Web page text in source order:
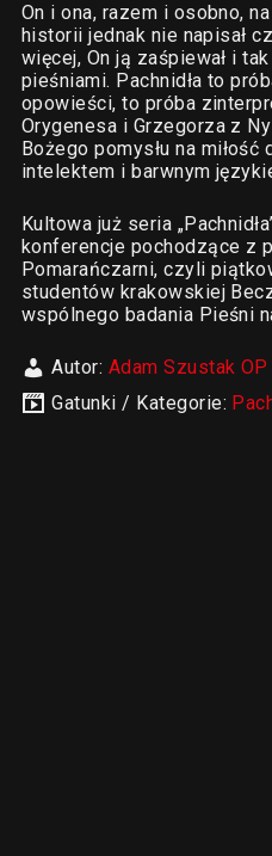
On i ona, razem i osobno,
historii jednak nie napisał
więcej, On ją zaśpiewał i
pieśniami. Pachnidła to
opowieści, to próba
Orygenesa i Grzegorza z
Bożego pomysłu na
intelektem i barwnym
Kultowa już seria
konferencje pochodzące z
Pomarańczarni, czyli
studentów krakowskiej
wspólnego badania Pieśni
Autor: Adam Szustak OP
Gatunki / Kategorie: